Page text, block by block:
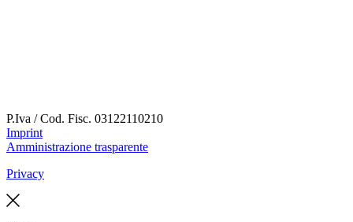
P.Iva / Cod. Fisc. 03122110210
Imprint
Amministrazione trasparente
Privacy